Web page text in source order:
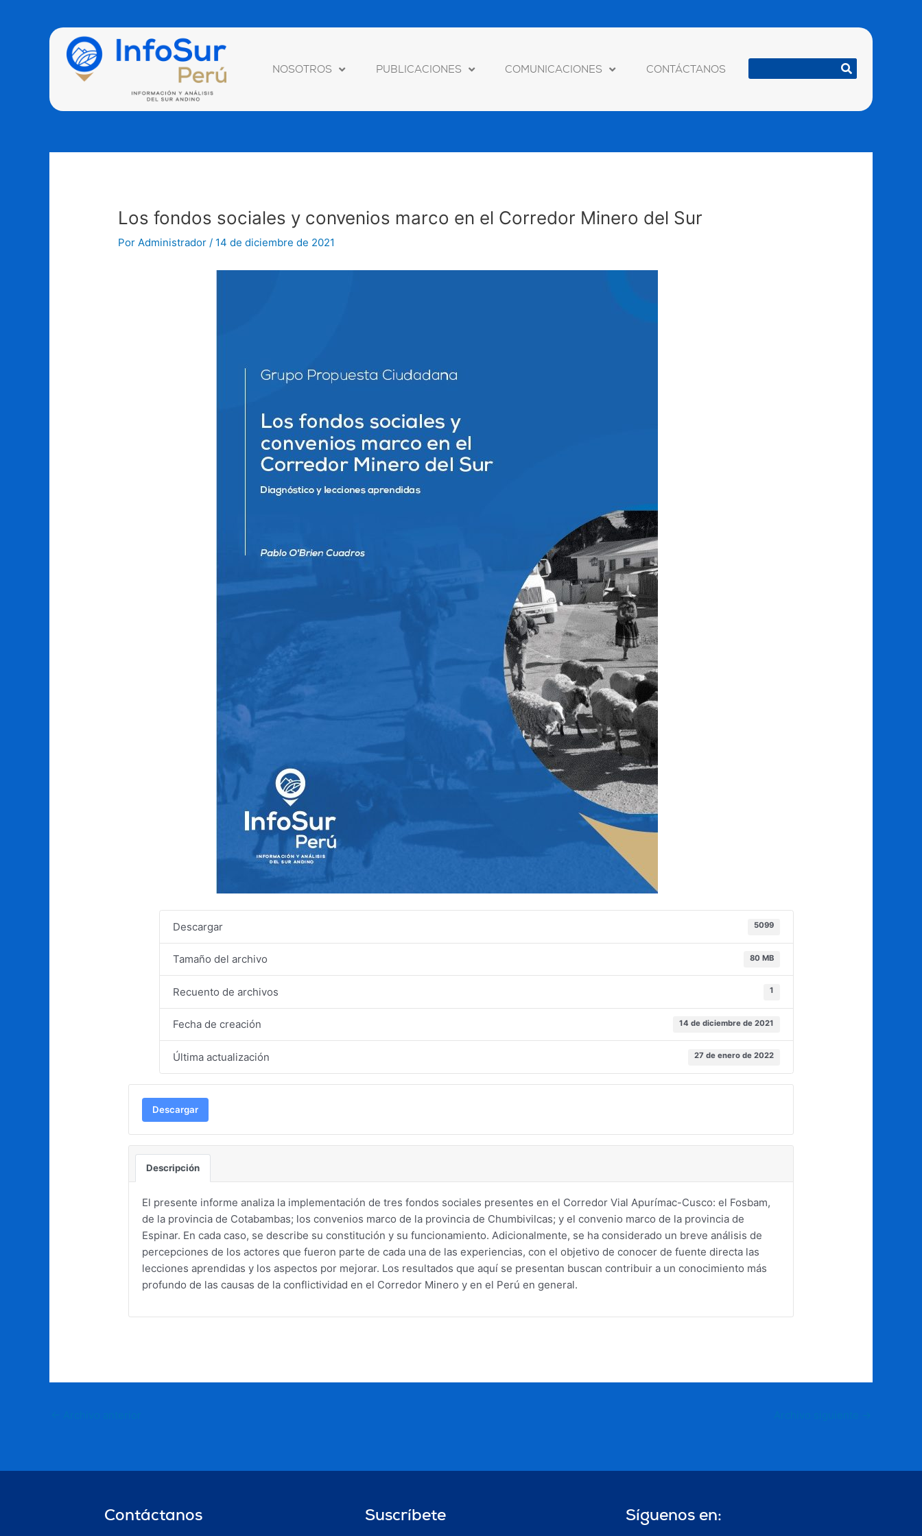
NOSOTROS PUBLICACIONES COMUNICACIONES CONTÁCTANOS
Los fondos sociales y convenios marco en el Corredor Minero del Sur
PorAdministrador/ 14 de diciembre de 2021
Descargar 5099
Tamaño del archivo 80 MB
Recuento de archivos 1
Fecha de creación 14 de diciembre de 2021
Última actualización 27 de enero de 2022
Descargar
Descripción
El presente informe analiza la implementación de tres fondos sociales presentes en el Corredor Vial Apurímac-Cusco: el Fosbam,
de la provincia de Cotabambas; los convenios marco de la provincia de Chumbivilcas; y el convenio marco de la provincia de
Espinar. En cada caso, se describe su constitución y su funcionamiento. Adicionalmente, se ha considerado un breve análisis de
percepciones de los actores que fueron parte de cada una de las experiencias, con el objetivo de conocer de fuente directa las
lecciones aprendidas y los aspectos por mejorar. Los resultados que aquí se presentan buscan contribuir a un conocimiento más
profundo de las causas de la conflictividad en el Corredor Minero y en el Perú en general.
entradas
Contáctanos Suscríbete Síguenos en: